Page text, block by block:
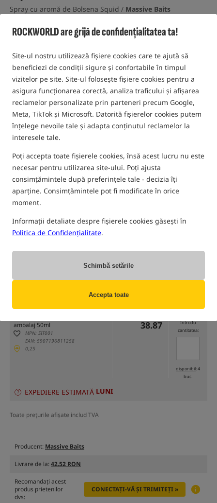
ROCKWORLD are grijă de confidențialitatea ta!
Site-ul nostru utilizează fișiere cookies care te ajută să
beneficiezi de condiții sigure și confortabile în timpul
vizitelor pe site. Site-ul folosește fișiere cookies pentru a
asigura funcționarea corectă, analiza traficului și afișarea
reclamelor personalizate prin parteneri precum Google,
Meta, TikTok și Microsoft. Datorită fișierelor cookies putem
înțelege nevoile tale și adapta conținutul reclamelor la
interesele tale.
Poți accepta toate fișierele cookies, însă acest lucru nu este
necesar pentru utilizarea site-ului. Poți ajusta
consimțămintele după preferințele tale - decizia îți
aparține. Consimțămintele pot fi modificate în orice
moment.
Informații detaliate despre fișierele cookies găsești în
Politica de Confidențialitate.
Schimbă setările
Accepta toate
Spray cu aromă de Bolsena Squid / Massive Baits
5,0
1 opinia | de mai sus 40 oameni a cumparat acest produs
Promovare+
numai produse dindepozitul nostru
Opțiune
ambalaj 50ml
MPN: SIT001
EAN: 5907196811258
0,25
38.87
Introdu
cantitatea:
disponibil: 4
buc.
EXPEDIERE ESTIMATĂ LUNI
Toate prețurile afișate includ TVA
Producent: Massive Baits
Livrare de la:42.52 RON
Recomandați acest
produs prietenilor
dvs:
CONECTAȚI-VĂ ȘI TRIMITEȚI »